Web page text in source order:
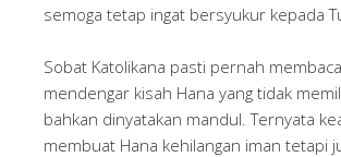
semoga tetap ingat bersyukur kepada
Sobat Katolikana pasti pernah
mendengar kisah Hana yang tidak
bahkan dinyatakan mandul. Ternyata
membuat Hana kehilangan iman tetapi